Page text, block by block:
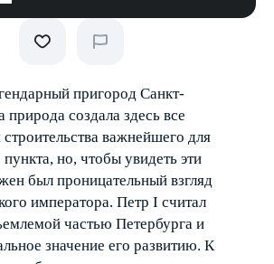
пригород Санкт-
создала здесь все
важнейшего для
но, чтобы увидеть эти
был проницательный взгляд
императора. Петр I считал
частью Петербурга и
значение его развитию. К